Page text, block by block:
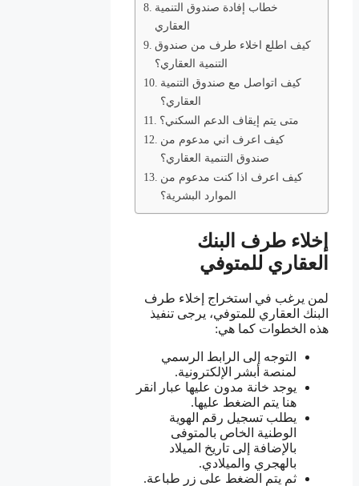
خطاب إفادة صندوق التنمية
العقاري
كيف اطلع اخلاء طرف من صندوق
التنمية العقاري؟
كيف اتواصل مع صندوق التنمية
العقاري؟
متى يتم إيقاف الدعم السكني؟
كيف اعرف اني مدعوم من
صندوق التنمية العقاري؟
كيف اعرف اذا كنت مدعوم من
الموارد البشرية؟
إخلاء طرف البنك
العقاري للمتوفي
لمن يرغب في استخراج إخلاء طرف
البنك العقاري للمتوفي، يرجى تنفيذ
هذه الخطوات كما هي:
التوجه إلى الرابط الرسمي
لمنصة أبشر الإلكترونية.
يوجد خانة مدون عليها عبار انقر
هنا يتم الضغط عليها.
يطلب تسجيل رقم الهوية
الوطنية الخاص بالمتوفى
بالإضافة إلى تاريخ الميلاد
بالهجري والميلادي.
ثم يتم الضغط على زر طباعة.